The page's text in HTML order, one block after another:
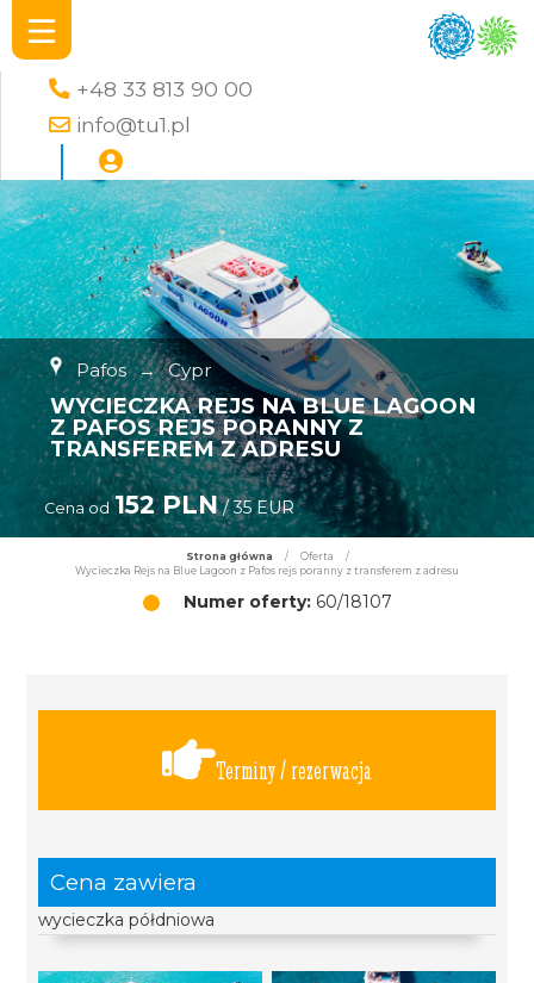
+48 33 813 90 00
info@tu1.pl
Pafos → Cypr
WYCIECZKA REJS NA BLUE LAGOON
Z PAFOS REJS PORANNY Z
TRANSFEREM Z ADRESU
Cena od 152 PLN/ 35 EUR
Strona główna / Oferta
/
Wycieczka Rejs na Blue Lagoon z Pafos rejs poranny z transferem z adresu
Numer oferty:60/18107
Terminy / rezerwacja
Cena zawiera
wycieczka półdniowa